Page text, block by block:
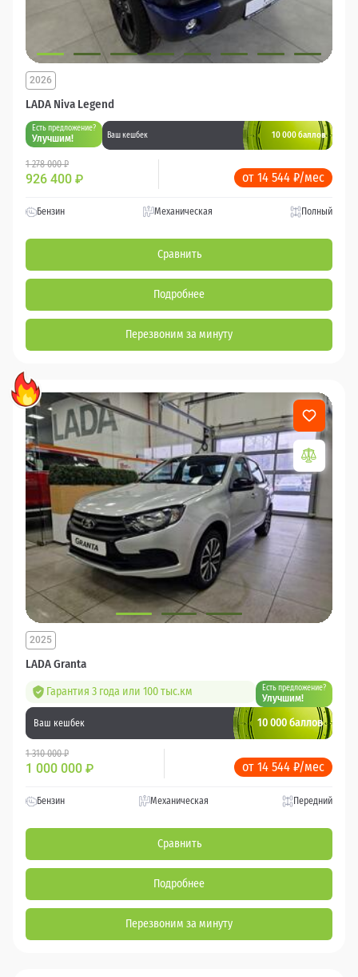
LADA Niva Legend
2026
Есть предложение?
Улучшим! Ваш кешбек 10 000 баллов
1 278 000 ₽
926 400 ₽ от 14 544 ₽/мес
Бензин Механическая Полный
Сравнить
Подробнее
Перезвоним за минуту
LADA Granta
2025
Гарантия 3 года или 100 тыс.км Есть предложение?
Улучшим!
Ваш кешбек 10 000 баллов
1 310 000 ₽
1 000 000 ₽ от 14 544 ₽/мес
Бензин Механическая Передний
Сравнить
Подробнее
Перезвоним за минуту